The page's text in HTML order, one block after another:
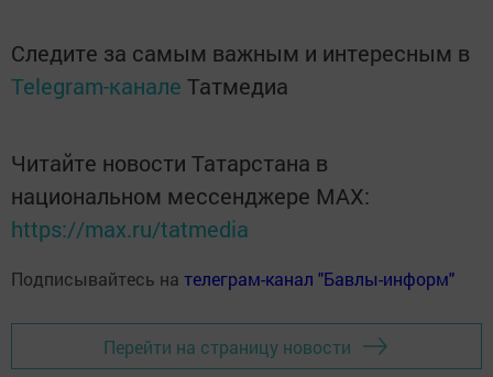
Следите за самым важным и интересным в
Telegram-канале Татмедиа
Читайте новости Татарстана в
национальном мессенджере MАХ:
https://max.ru/tatmedia
Подписывайтесь на телеграм-канал "Бавлы-информ"
Перейти на страницу новости